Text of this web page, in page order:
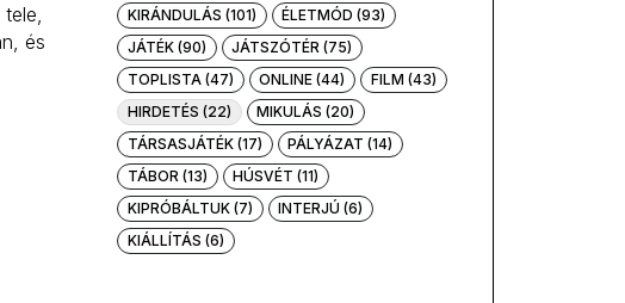
és
KIRÁNDULÁS (101)
ÉLETMÓD (93)
JÁTÉK (90)
JÁTSZÓTÉR (75)
TOPLISTA (47)
ONLINE (44)
FILM (43)
HIRDETÉS (22)
MIKULÁS (20)
TÁRSASJÁTÉK (17)
PÁLYÁZAT (14)
TÁBOR (13)
HÚSVÉT (11)
KIPRÓBÁLTUK (7)
INTERJÚ (6)
KIÁLLÍTÁS (6)